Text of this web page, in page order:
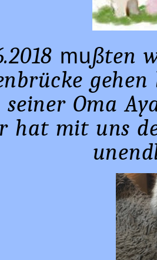
mußten
seiner Oma
hat mit uns